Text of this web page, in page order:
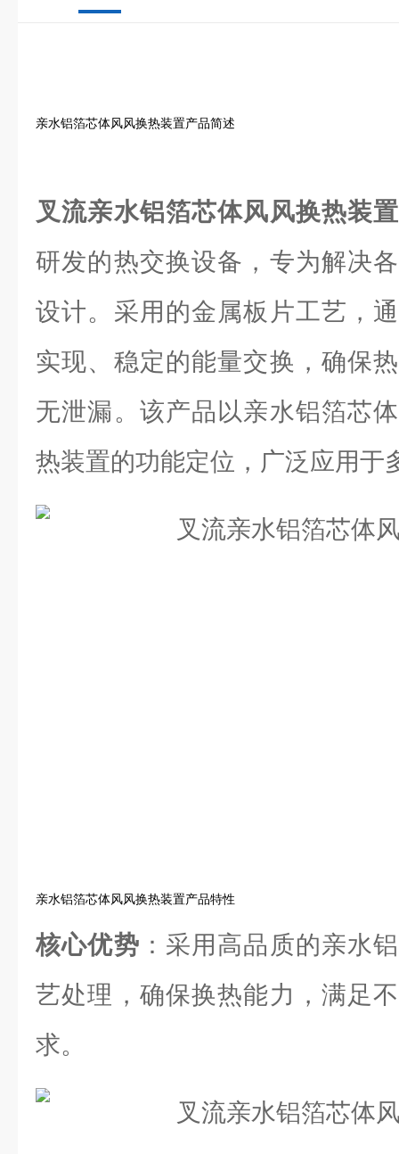
亲水铝箔芯体风风换热装置产品简述
叉流亲水铝箔芯体风风换热装置
研发的热交换设备，专为解决
设计。采用的金属板片工艺，
实现、稳定的能量交换，确保
无泄漏。该产品以亲水铝箔芯
热装置的功能定位，广泛应用于
亲水铝箔芯体风风换热装置产品特性
核心优势 ：采用高品质的亲水
艺处理，确保换热能力，满足
求。